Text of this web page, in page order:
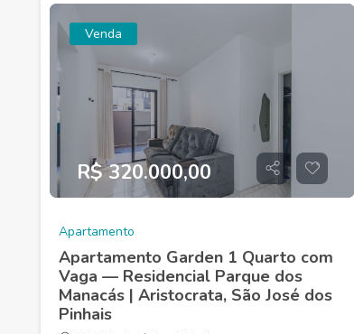
Venda
R$ 320.000,00
Apartamento
Apartamento Garden 1 Quarto com
Vaga — Residencial Parque dos
Manacás | Aristocrata, São José dos
Pinhais